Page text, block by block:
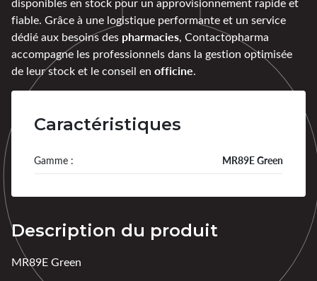
fiable. Grâce à une logistique performante et un service
dédié aux besoins des pharmacies, Contactopharma
accompagne les professionnels dans la gestion optimisée
de leur stock et le conseil en officine.
Caractéristiques
Gamme : MR89E Green
Description du produit
MR89E Green